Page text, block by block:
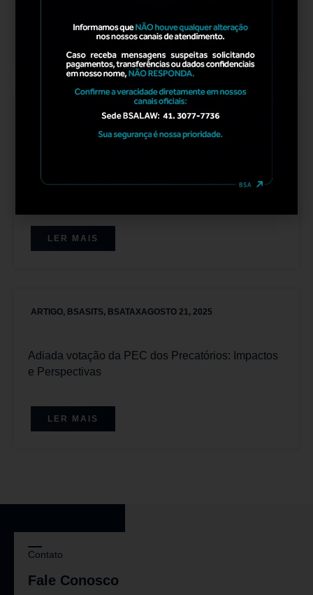
LER MAIS
AGOSTO 25, 2025
seu Negócio Pode Pedir a Restituição do que foi
LER MAIS
ARTIGO, BSASITS, BSATAXAGOSTO 21, 2025
Adiada votação da PEC dos Precatórios: Impactos
e Perspectivas
LER MAIS
Contato
Fale Conosco